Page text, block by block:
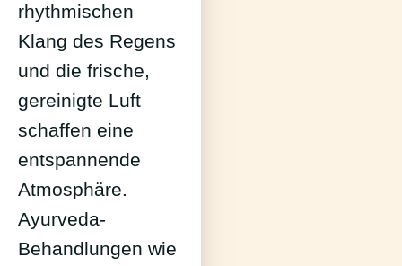
rhythmischen
Klang des Regens
und die frische,
gereinigte Luft
schaffen eine
entspannende
Atmosphäre.
Ayurveda-
Behandlungen wie